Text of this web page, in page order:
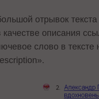
отрывок
качестве описания
слово в